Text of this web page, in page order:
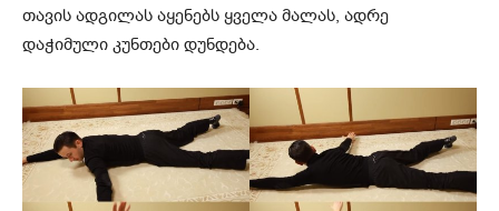
თავის ადგილას აყენებს ყველა მალას, ადრე
დაჭიმული კუნთები დუნდება.